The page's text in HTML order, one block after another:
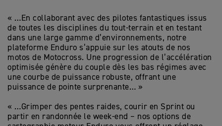
« …En collaborant avec des pilotes fantastiques issus
de toutes les disciplines du tout-terrain et en testant
dans une large gamme d’environnements, notre
plateforme Enduro s’appuie sur les atouts de nos
motos de Motocross. Une progression de l’accélération
optimisée génère du couple dès les bas régimes avec
une courbe de puissance robuste, offrant une
puissance de pointe surprenante… »
« …Grimper des pentes raides, courir en Sprint ou
partir en randonnée le week-end – nos options de